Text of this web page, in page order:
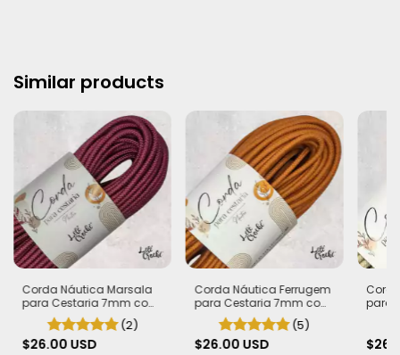
Similar products
Corda Náutica Marsala
para Cestaria 7mm com
Alma - Firme, Leve e
Estruturada | 50 metros
(2)
$26.00 USD
Corda Náutica Ferrugem
para Cestaria 7mm com
Alma - Firme, Leve e
Estruturada | 50 metros
(5)
$26.00 USD
para